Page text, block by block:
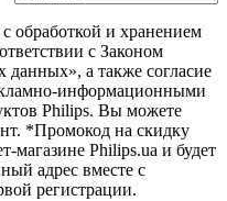
обработкой и хранением
с Законом
а также согласие
информационными
Philips. Вы можете
*Промокод на скидку
магазине Philips.ua и будет
адрес вместе с
регистрации.